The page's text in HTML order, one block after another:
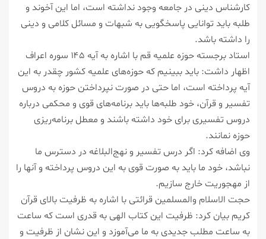
كارشناس دینی در جامعه وجود نداشته است، اما این آخوند و
طلبه باید توانایی پاسخگویی به شبهات و مسائل كلامی و دینی
را داشته باشد.
استاد برجسته حوزه علمیه قم با اشاره به آیه ۱۴۵ سوره اعراف
اظهار داشت: باید ببینیم كه حوزه‌های علمیه كشور چقدر به این
آیه پرداخته است، اما حتی در صورت نپرداختن حوزه به دروس
تفسیر و قرآن، خود طلبه‌ها باید برنامه‌های قوی و محكمی درباره
دروس تفسیری برای خود داشته باشند و معطل برنامه‌ریزی
حوزه نمانند.
وی اضافه كرد: اگر درس تفسیر و نهج‌البلاغه در دسترس ما
نباشد، خود ما باید به صورت قوی به این دروس پرداخته و آنها را
از مهجوریت خارج سازیم.
حجت الاسلام والمسلمین قرائتی با اشاره به ظرفیت بالای قرآن
كریم بیان كرد: ظرفیت این كتاب الهی به قدری است كه ساعت
به ساعت مطلب جدیدی به ما می‌آموزد و این نشان از ظرفیت و